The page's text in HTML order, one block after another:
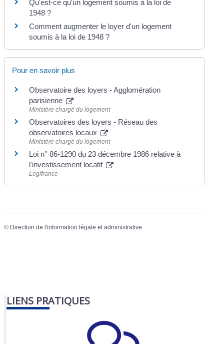
Qu'est-ce qu'un logement soumis à la loi de
1948 ?
Comment augmenter le loyer d'un logement
soumis à la loi de 1948 ?
Pour en savoir plus
Observatoire des loyers - Agglomération
parisienne
Ministère chargé du logement
Observatoires des loyers - Réseau des
observatoires locaux
Ministère chargé du logement
Loi n° 86-1290 du 23 décembre 1986 relative à
l'investissement locatif
Legifrance
© Direction de l'information légale et administrative
LIENS PRATIQUES